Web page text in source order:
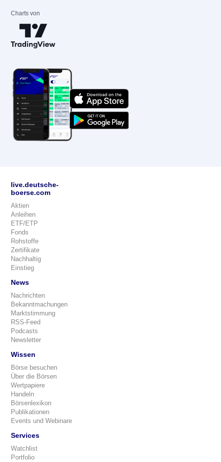
Charts von
live.deutsche-
boerse.com
Aktien
Anleihen
ETF/ETP
Fonds
Rohstoffe
Zertifikate
Nachhaltig
Einstieg
News
Nachrichten
Bekanntmachungen
Marktstimmung
RSS-Feed
Podcasts
Newsletter
Wissen
Börse besuchen
Über die Börsen
Wertpapiere
Handeln
Börsenlexikon
Publikationen
Events und Webinare
Services
Watchlist
Portfolio